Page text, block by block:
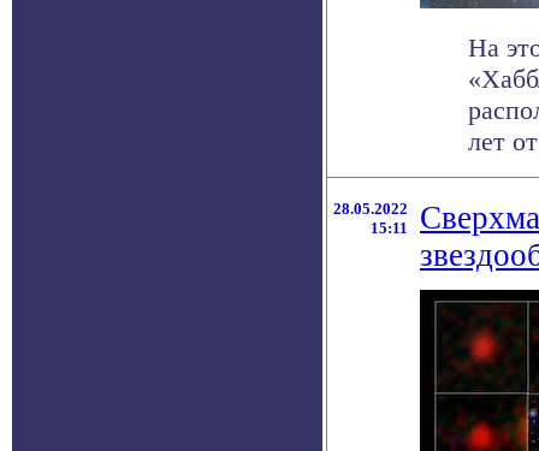
На
лет
28.05.2022
15:11